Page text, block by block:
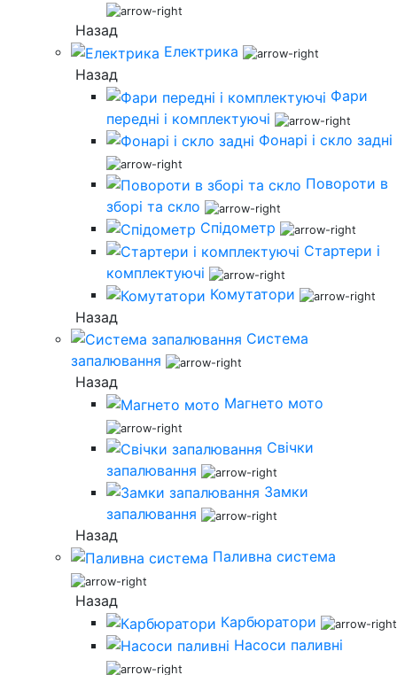
Назад
Електрика
Назад
Фари
передні і комплектуючі
Фонарі і скло задні
Повороти в
зборі та скло
Спідометр
Стартери і
комплектуючі
Комутатори
Назад
Система
запалювання
Назад
Магнето мото
Свічки
запалювання
Замки
запалювання
Назад
Паливна система
Назад
Карбюратори
Насоси паливні